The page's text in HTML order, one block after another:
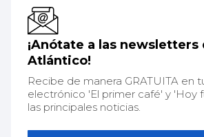
¡Anótate a las newsletters
Atlántico!
Recibe de manera GRATUITA en
electrónico 'El primer café' y 'Hoy
las principales noticias.